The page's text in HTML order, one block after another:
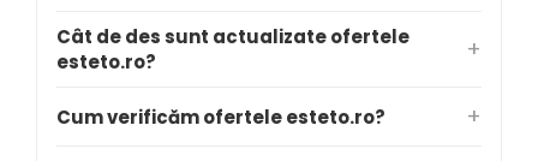
Cât de des sunt actualizate ofertele
esteto.ro?
Cum verificăm ofertele esteto.ro?